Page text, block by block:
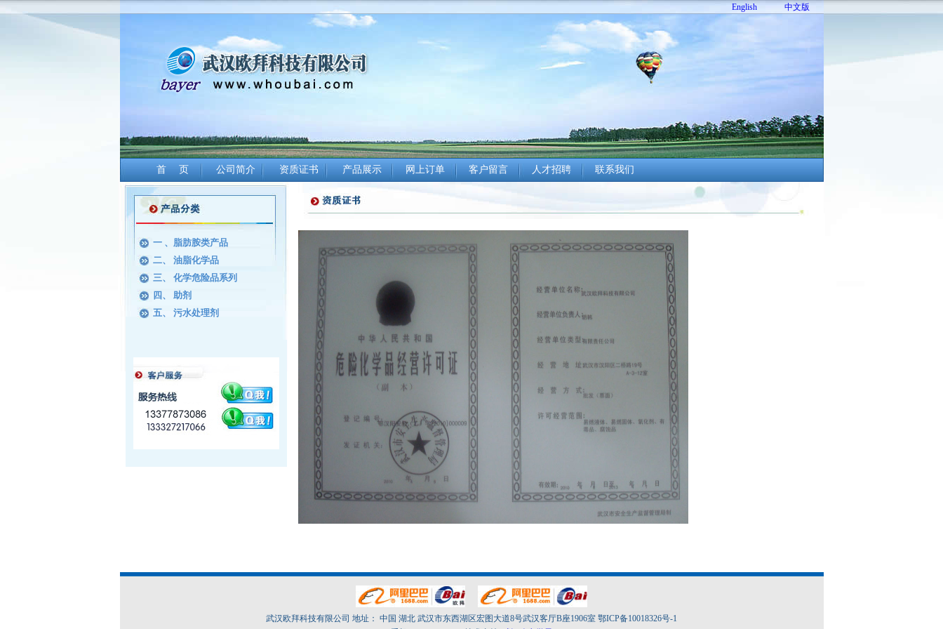
English 中文版
首 页 公司简介 资质证书 产品展示 网上订单 客户留言 人才招聘 联系我们
一 、脂肪胺类产品
二、 油脂化学品
三、 化学危险品系列
四、 助剂
五、 污水处理剂
武汉欧拜科技有限公司 地址： 中国 湖北 武汉市东西湖区宏图大道8号武汉客厅B座1906室 鄂ICP备10018326号-1